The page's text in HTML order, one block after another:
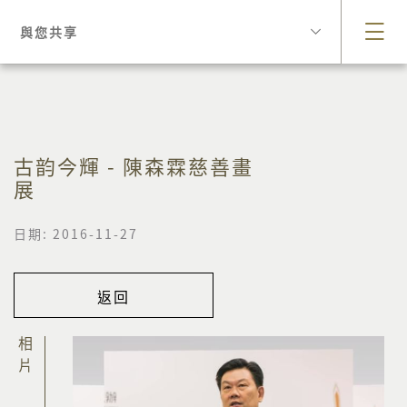
與您共享
古韵今輝 - 陳森霖慈善畫
展
日期: 2016-11-27
返回
相片